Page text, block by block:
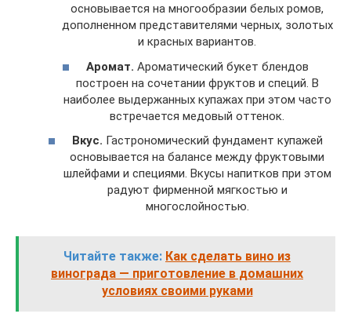
основывается на многообразии белых ромов,
дополненном представителями черных, золотых
и красных вариантов.
Аромат. Ароматический букет блендов
построен на сочетании фруктов и специй. В
наиболее выдержанных купажах при этом часто
встречается медовый оттенок.
Вкус. Гастрономический фундамент купажей
основывается на балансе между фруктовыми
шлейфами и специями. Вкусы напитков при этом
радуют фирменной мягкостью и
многослойностью.
Читайте также: Как сделать вино из
винограда — приготовление в домашних
условиях своими руками